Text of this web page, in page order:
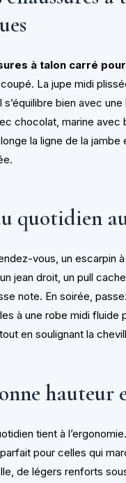
à talon carré
La jupe midi
s’équilibre bien avec
chocolat, marine
la ligne de la
quotidien
vous, un escarpin
jean droit, un pull
note. En soirée,
à une robe midi fluide
en soulignant la
hauteur
tient à
pour celles qui
de légers renforts